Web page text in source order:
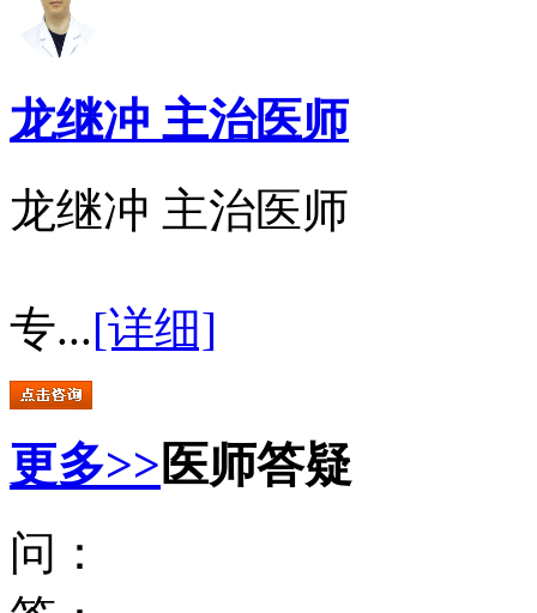
龙继冲 主治医师
龙继冲 主治医师
专...[详细]
更多>> 医师答疑
问：